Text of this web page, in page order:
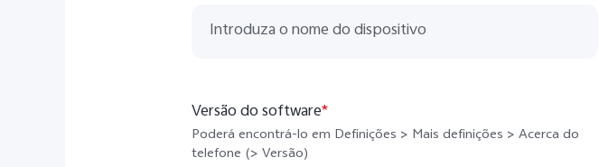
Versão do software*
Poderá encontrá-lo em Definições > Mais definições > Acerca do
telefone (> Versão)